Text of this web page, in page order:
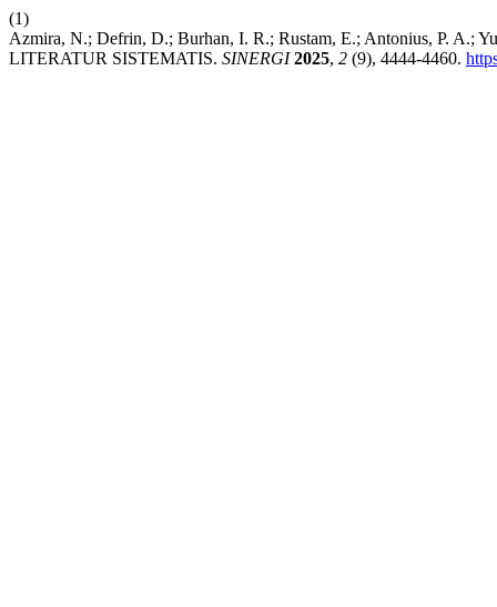
(1)
Azmira, N.; Defrin, D.; Burhan, I. R.; Rustam, E.; Antonius, P.
LITERATUR SISTEMATIS. SINERGI 2025, 2 (9), 4444-4460.